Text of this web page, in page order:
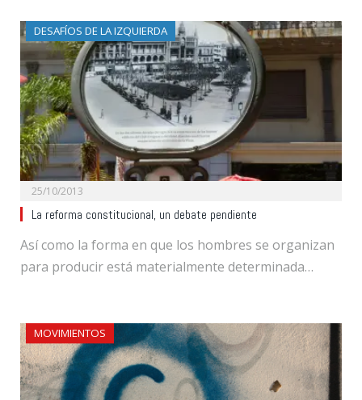
DESAFÍOS DE LA IZQUIERDA
25/10/2013
La reforma constitucional, un debate pendiente
Así como la forma en que los hombres se organizan
para producir está materialmente determinada…
MOVIMIENTOS